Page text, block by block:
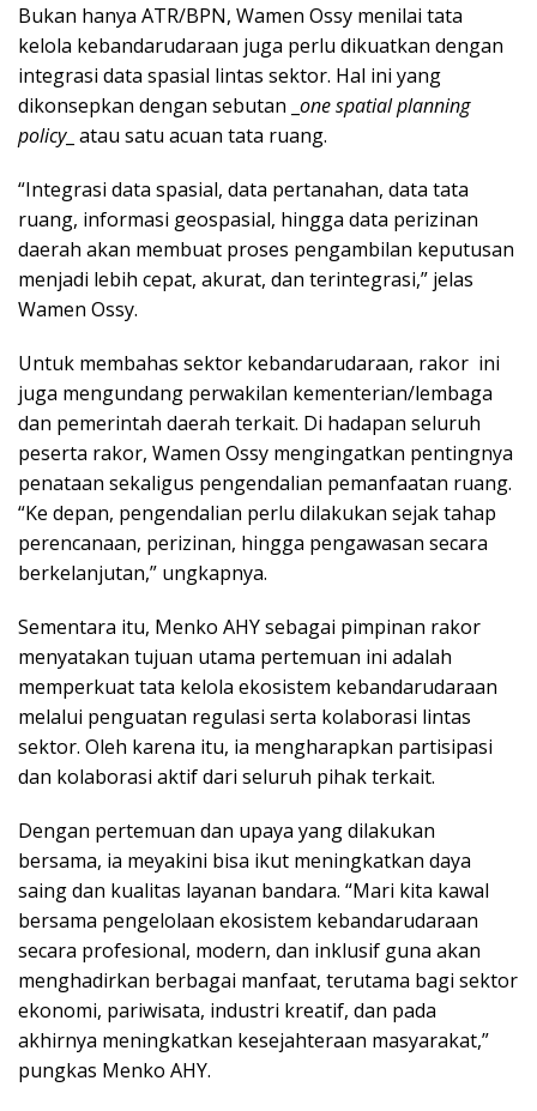
Bukan hanya ATR/BPN, Wamen Ossy menilai tata
kelola kebandarudaraan juga perlu dikuatkan dengan
integrasi data spasial lintas sektor. Hal ini yang
dikonsepkan dengan sebutan _ one spatial planning
policy_ atau satu acuan tata ruang.
“Integrasi data spasial, data pertanahan, data tata
ruang, informasi geospasial, hingga data perizinan
daerah akan membuat proses pengambilan keputusan
menjadi lebih cepat, akurat, dan terintegrasi,” jelas
Wamen Ossy.
Untuk membahas sektor kebandarudaraan, rakor ini
juga mengundang perwakilan kementerian/lembaga
dan pemerintah daerah terkait. Di hadapan seluruh
peserta rakor, Wamen Ossy mengingatkan pentingnya
penataan sekaligus pengendalian pemanfaatan ruang.
“Ke depan, pengendalian perlu dilakukan sejak tahap
perencanaan, perizinan, hingga pengawasan secara
berkelanjutan,” ungkapnya.
Sementara itu, Menko AHY sebagai pimpinan rakor
menyatakan tujuan utama pertemuan ini adalah
memperkuat tata kelola ekosistem kebandarudaraan
melalui penguatan regulasi serta kolaborasi lintas
sektor. Oleh karena itu, ia mengharapkan partisipasi
dan kolaborasi aktif dari seluruh pihak terkait.
Dengan pertemuan dan upaya yang dilakukan
bersama, ia meyakini bisa ikut meningkatkan daya
saing dan kualitas layanan bandara. “Mari kita kawal
bersama pengelolaan ekosistem kebandarudaraan
secara profesional, modern, dan inklusif guna akan
menghadirkan berbagai manfaat, terutama bagi sektor
ekonomi, pariwisata, industri kreatif, dan pada
akhirnya meningkatkan kesejahteraan masyarakat,”
pungkas Menko AHY.